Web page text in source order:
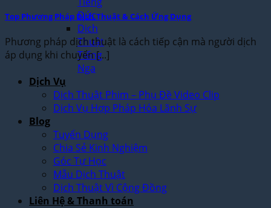
Đức
Dịch
Thuật
Tiếng
Nga
Dịch Vụ
Dịch Thuật Phim – Phụ Đề Video Clip
Dịch Vụ Hợp Pháp Hóa Lãnh Sự
Blog
Tuyển Dụng
Chia Sẻ Kinh Nghiệm
Góc Tự Học
Mẫu Dịch Thuật
Dịch Thuật Vì Cộng Đồng
Liên Hệ & Thanh toán
Top Phương Pháp Dịch Thuật & Cách Ứng Dụng
Phương pháp dịch thuật là cách tiếp cận mà người dịch
áp dụng khi chuyển [...]